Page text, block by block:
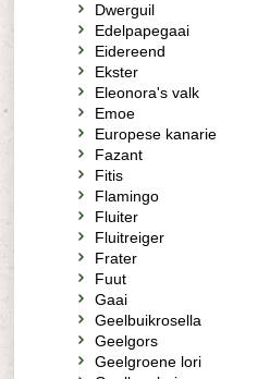
Dwerguil
Edelpapegaai
Eidereend
Ekster
Eleonora's valk
Emoe
Europese kanarie
Fazant
Fitis
Flamingo
Fluiter
Fluitreiger
Frater
Fuut
Gaai
Geelbuikrosella
Geelgors
Geelgroene lori